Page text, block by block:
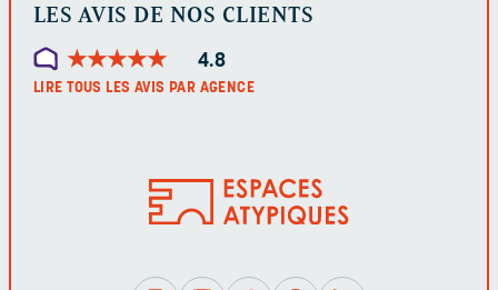
LES AVIS DE NOS CLIENTS
★★★★★
★★★★★ 4.8
LIRE TOUS LES AVIS PAR AGENCE